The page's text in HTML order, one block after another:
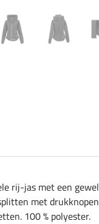
rij-jas met een
met
100 % polyester.